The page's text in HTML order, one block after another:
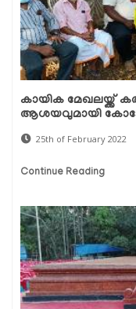
കായിക മേഖലയ്ക്ക്
ആശയവുമായി
25th of February 2022
Continue Reading